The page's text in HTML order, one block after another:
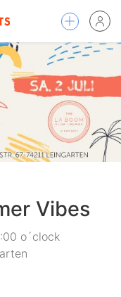
Vibes
o´clock